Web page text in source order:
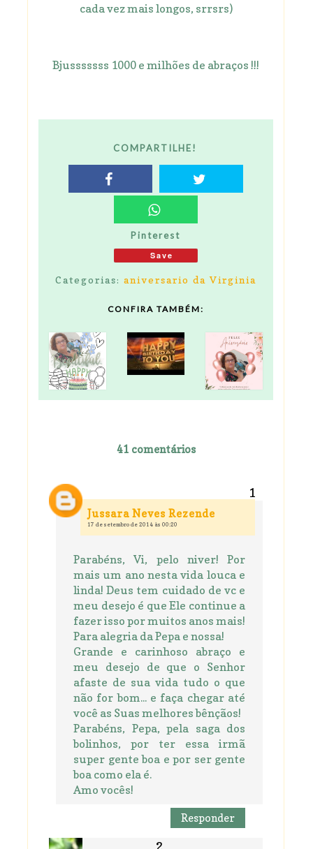
cada vez mais longos, srrsrs)
Bjusssssss 1000 e milhões de abraços !!!
COMPARTILHE!
Pinterest
Save
Categorias: aniversario da Virginia
CONFIRA TAMBÉM:
41 comentários
Jussara Neves Rezende
17 de setembro de 2014 às 00:20
Parabéns, Vi, pelo niver! Por
mais um ano nesta vida louca e
linda! Deus tem cuidado de vc e
meu desejo é que Ele continue a
fazer isso por muitos anos mais!
Para alegria da Pepa e nossa!
Grande e carinhoso abraço e
meu desejo de que o Senhor
afaste de sua vida tudo o que
não for bom... e faça chegar até
você as Suas melhores bênçãos!
Parabéns, Pepa, pela saga dos
bolinhos, por ter essa irmã
super gente boa e por ser gente
boa como ela é.
Amo vocês!
Responder